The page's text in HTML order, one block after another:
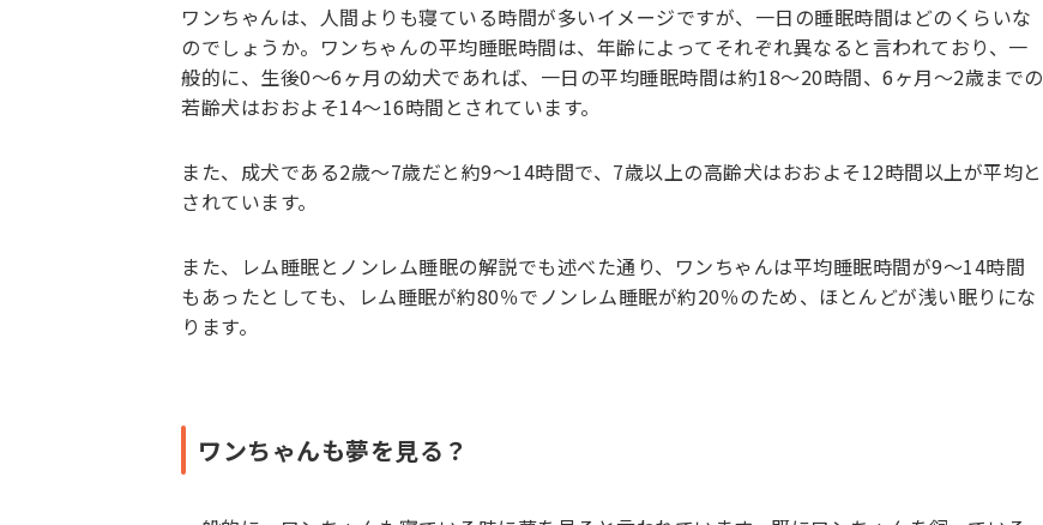
ワンちゃんは、人間よりも寝ている時間が多いイメージですが、一日の睡眠時間はどのくらいな
のでしょうか。ワンちゃんの平均睡眠時間は、年齢によってそれぞれ異なると言われており、一
般的に、生後0〜6ヶ月の幼犬であれば、一日の平均睡眠時間は約18〜20時間、6ヶ月〜2歳までの
若齢犬はおおよそ14〜16時間とされています。
また、成犬である2歳〜7歳だと約9〜14時間で、7歳以上の高齢犬はおおよそ12時間以上が平均と
されています。
また、レム睡眠とノンレム睡眠の解説でも述べた通り、ワンちゃんは平均睡眠時間が9〜14時間
もあったとしても、レム睡眠が約80％でノンレム睡眠が約20％のため、ほとんどが浅い眠りにな
ります。
ワンちゃんも夢を見る？